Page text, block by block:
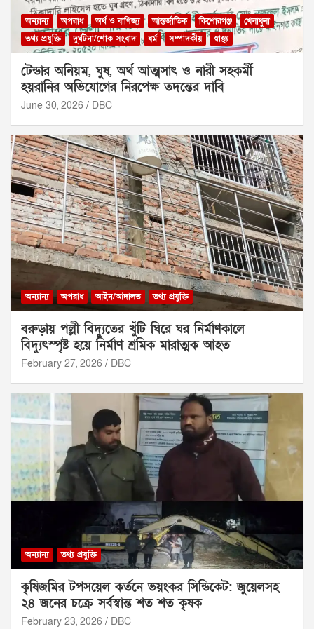
অন্যান্য অপরাধ অর্থ ও বাণিজ্য আন্তর্জাতিক কিশোরগঞ্জ
খেলাধুলা
তথ্য প্রযুক্তি
দুর্ঘটনা/শোক সংবাদ ধর্ম সম্পাদকীয় স্বাস্থ্য
টেন্ডার অনিয়ম, ঘুষ, অর্থ আত্মসাৎ ও নারী সহকর্মী
হয়রানির অভিযোগের নিরপেক্ষ তদন্তের দাবি
June 30, 2026 DBC
অন্যান্য অপরাধ আইন/আদালত তথ্য প্রযুক্তি
বরুড়ায় পল্লী বিদ্যুতের খুঁটি ঘিরে ঘর নির্মাণকালে
বিদ্যুৎস্পৃষ্ট হয়ে নির্মাণ শ্রমিক মারাত্মক আহত
February 27, 2026 DBC
অন্যান্য তথ্য প্রযুক্তি
কৃষিজমির টপসয়েল কর্তনে ভয়ংকর সিন্ডিকেট: জুয়েলসহ
২৪ জনের চক্রে সর্বস্বান্ত শত শত কৃষক
February 23, 2026 DBC